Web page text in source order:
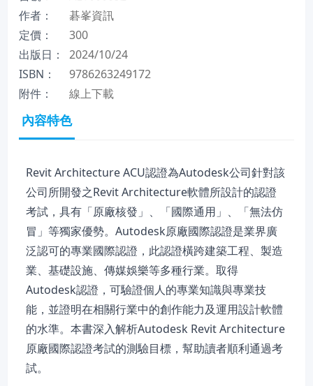
作者：
碁峯資訊
定價：
300
出版日：
2024/10/24
ISBN：
9786263249172
附件：
線上下載
內容特色
Revit Architecture ACU認證為Autodesk公司針對該
公司所開發之Revit Architecture軟體所設計的認證
考試，具有「原廠核發」、「國際通用」、「無法仿
冒」等獨家優勢。Autodesk原廠國際認證是業界廣
泛認可的專業國際認證，此認證橫跨建築工程、製造
業、基礎設施、傳媒娛樂等多種行業。取得
Autodesk認證，可驗證個人的專業知識與專業技
能，並證明在相關行業中的創作能力及運用設計軟體
的水準。本書深入解析Autodesk Revit Architecture
原廠國際認證考試的測驗目標，幫助讀者順利通過考
試。